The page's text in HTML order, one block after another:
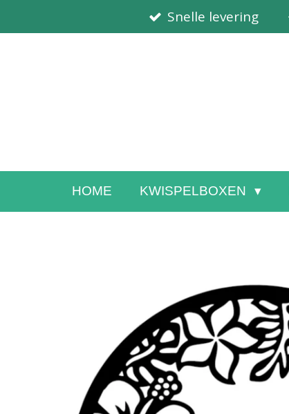
direct
Snelle levering
HOME KWISPELBOXEN